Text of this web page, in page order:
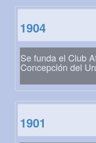
1904
Se funda el Club
Concepción del
1901